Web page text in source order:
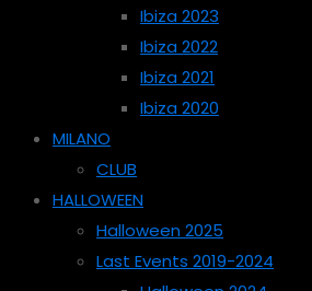
Ibiza 2023
Ibiza 2022
Ibiza 2021
Ibiza 2020
MILANO
CLUB
HALLOWEEN
Halloween 2025
Last Events 2019-2024